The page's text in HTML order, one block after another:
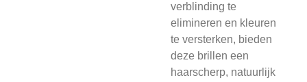
verblinding te
elimineren en kleuren
te versterken, bieden
deze brillen een
haarscherp, natuurlijk